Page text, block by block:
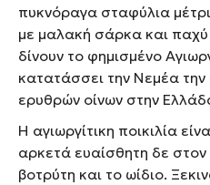
πυκνόραγα σταφύλια
με μαλακή σάρκα και
δίνουν το φημισμένο
κατατάσσει την Νεμέα
ερυθρών οίνων στην
Η αγιωργίτικη ποικιλία
αρκετά ευαίσθητη δε
βοτρύτη και το ωίδιο.